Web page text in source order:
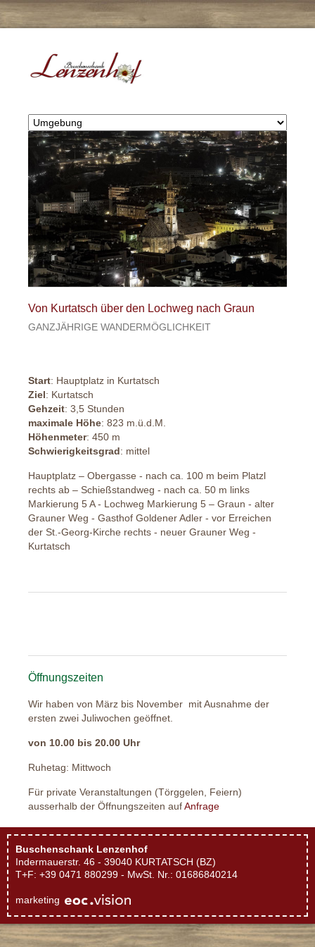
Von Kurtatsch über den Lochweg nach Graun
GANZJÄHRIGE WANDERMÖGLICHKEIT
Start: Hauptplatz in Kurtatsch
Ziel: Kurtatsch
Gehzeit: 3,5 Stunden
maximale Höhe: 823 m.ü.d.M.
Höhenmeter: 450 m
Schwierigkeitsgrad: mittel
Hauptplatz – Obergasse - nach ca. 100 m beim Platzl
rechts ab – Schießstandweg - nach ca. 50 m links
Markierung 5 A - Lochweg Markierung 5 – Graun - alter
Grauner Weg - Gasthof Goldener Adler - vor Erreichen
der St.-Georg-Kirche rechts - neuer Grauner Weg -
Kurtatsch
Öffnungszeiten
Wir haben von März bis November mit Ausnahme der
ersten zwei Juliwochen geöffnet.
von 10.00 bis 20.00 Uhr
Ruhetag: Mittwoch
Für private Veranstaltungen (Törggelen, Feiern)
ausserhalb der Öffnungszeiten aufAnfrage
Buschenschank Lenzenhof
Indermauerstr. 46 - 39040 KURTATSCH (BZ)
T+F: +39 0471 880299 - MwSt. Nr.: 01686840214
marketing